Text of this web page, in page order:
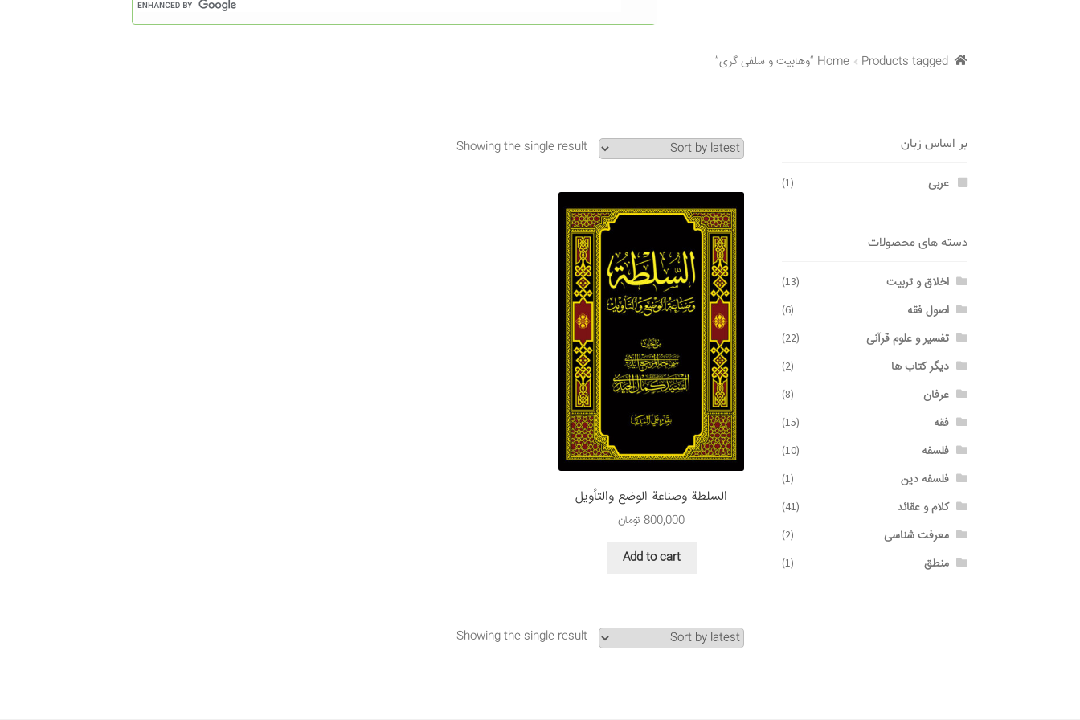
Home Products tagged “وهابیت و سلفی گری”
Showing the single result
السلطة وصناعة الوضع والتأویل
800,000 تومان
Add to cart
Showing the single result
بر اساس زبان
عربی (1)
دسته های محصولات
اخلاق و تربیت (13)
اصول فقه (6)
تفسیر و علوم قرآنی (22)
دیگر کتاب ها (2)
عرفان (8)
فقه (15)
فلسفه (10)
فلسفه دین (1)
کلام و عقائد (41)
معرفت شناسی (2)
منطق (1)